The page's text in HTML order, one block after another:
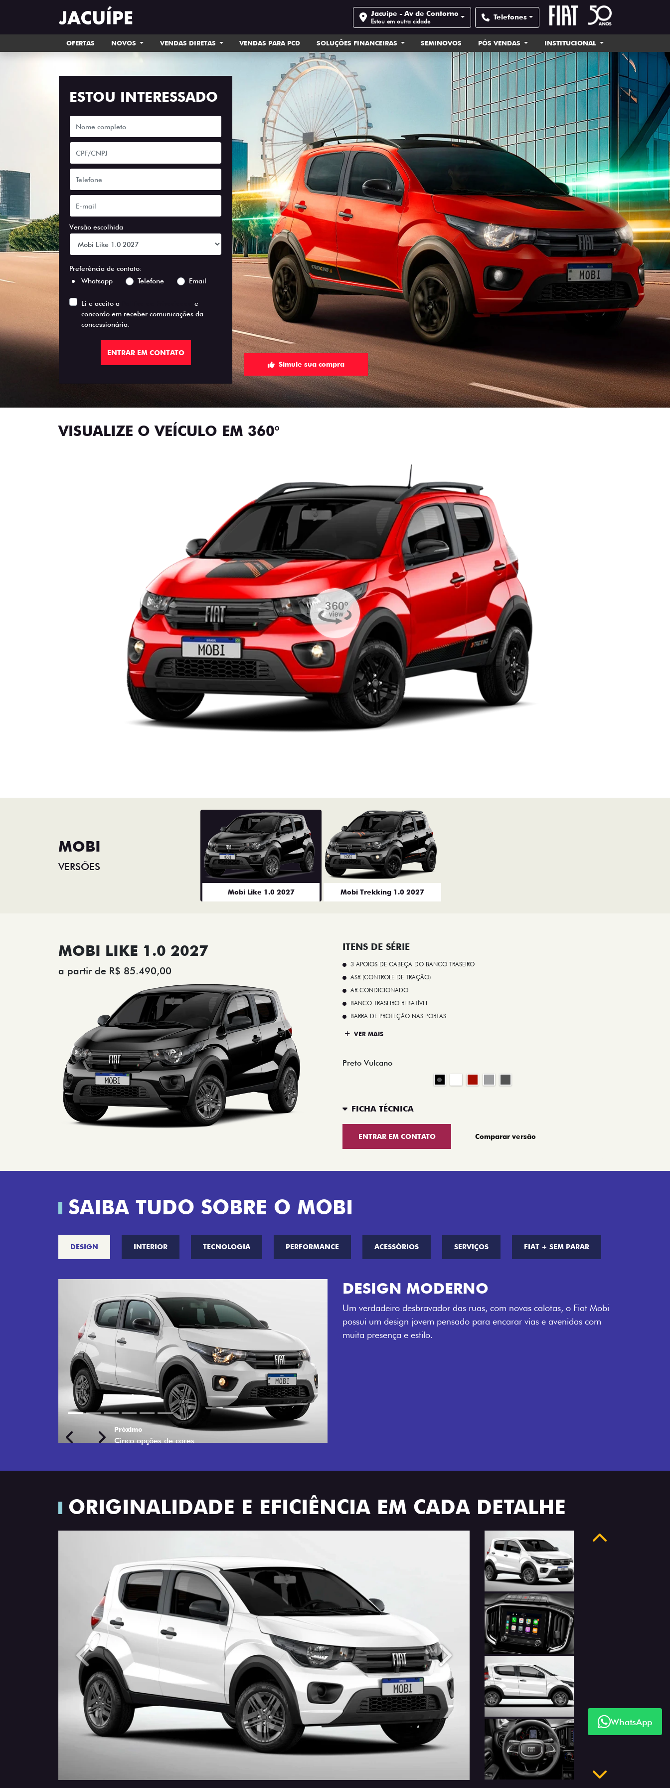
Jacuipe - Av de Contorno
Estou em outra cidade Telefones
OFERTAS NOVOS VENDAS DIRETAS VENDAS PARA PCD SOLUÇÕES FINANCEIRAS SEMINOVOS PÓS VENDAS INSTITUCIONAL
ESTOU INTERESSADO
Versão escolhida
Preferência de contato:
Whatsapp
Telefone Email
Li e aceito a
e
concordo em receber comunicações da
concessionária.
ENTRAR EM CONTATO
Simule sua compra
VISUALIZE O VEÍCULO EM 360°
MOBI
VERSÕES
Mobi Like 1.0 2027 Mobi Trekking 1.0 2027
MOBI LIKE 1.0 2027
a partir de R$ 85.490,00
ITENS DE SÉRIE
3 APOIOS DE CABEÇA DO BANCO TRASEIRO
ASR (CONTROLE DE TRAÇÃO)
AR-CONDICIONADO
BANCO TRASEIRO REBATÍVEL
BARRA DE PROTEÇÃO NAS PORTAS
VER MAIS
Preto Vulcano
FICHA TÉCNICA
ENTRAR EM CONTATO Comparar versão
SAIBA TUDO SOBRE O MOBI
DESIGN INTERIOR TECNOLOGIA PERFORMANCE ACESSÓRIOS SERVIÇOS FIAT + SEM PARAR
CINCO OPÇÕES DE CORES
O Fiat Mobi tem sempre uma opção de cor que é a sua cara. Escolha
entre o Preto Vulcano, Vermelho Montecarlo, Branco Banchisa, Prata
Bari e Cinza Silverstone.
Próximo
Rodas de liga leve
PreviousNext
ORIGINALIDADE E EFICIÊNCIA EM CADA DETALHE
Anterior Próximo
Anterior
WhatsApp